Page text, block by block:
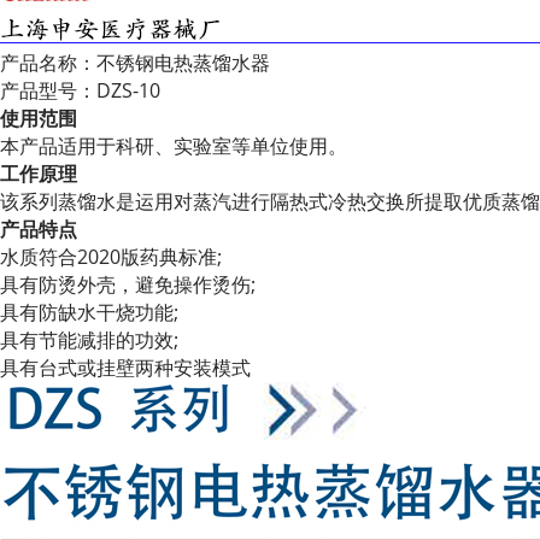
产品名称：不锈钢电热蒸馏水器
产品型号：DZS-10
使用范围
本产品适用于科研、实验室等单位使用。
工作原理
该系列蒸馏水是运用对蒸汽进行隔热式冷热交换所提取优质蒸
产品特点
水质符合2020版药典标准;
具有防烫外壳，避免操作烫伤;
具有防缺水干烧功能;
具有节能减排的功效;
具有台式或挂壁两种安装模式